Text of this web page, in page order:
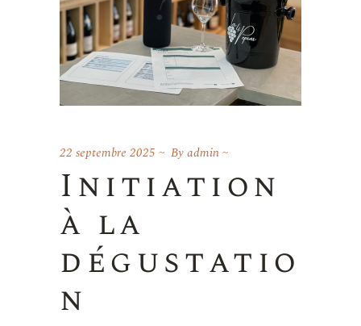
22 septembre 2025 Byadmin
Initiation
à la
dégustatio
n